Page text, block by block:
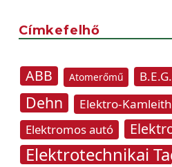
Címkefelhő
ABB Atomerőmű B.E.G.
Dehn
Elektro-
Elektromos autó
Elektrotechnikai